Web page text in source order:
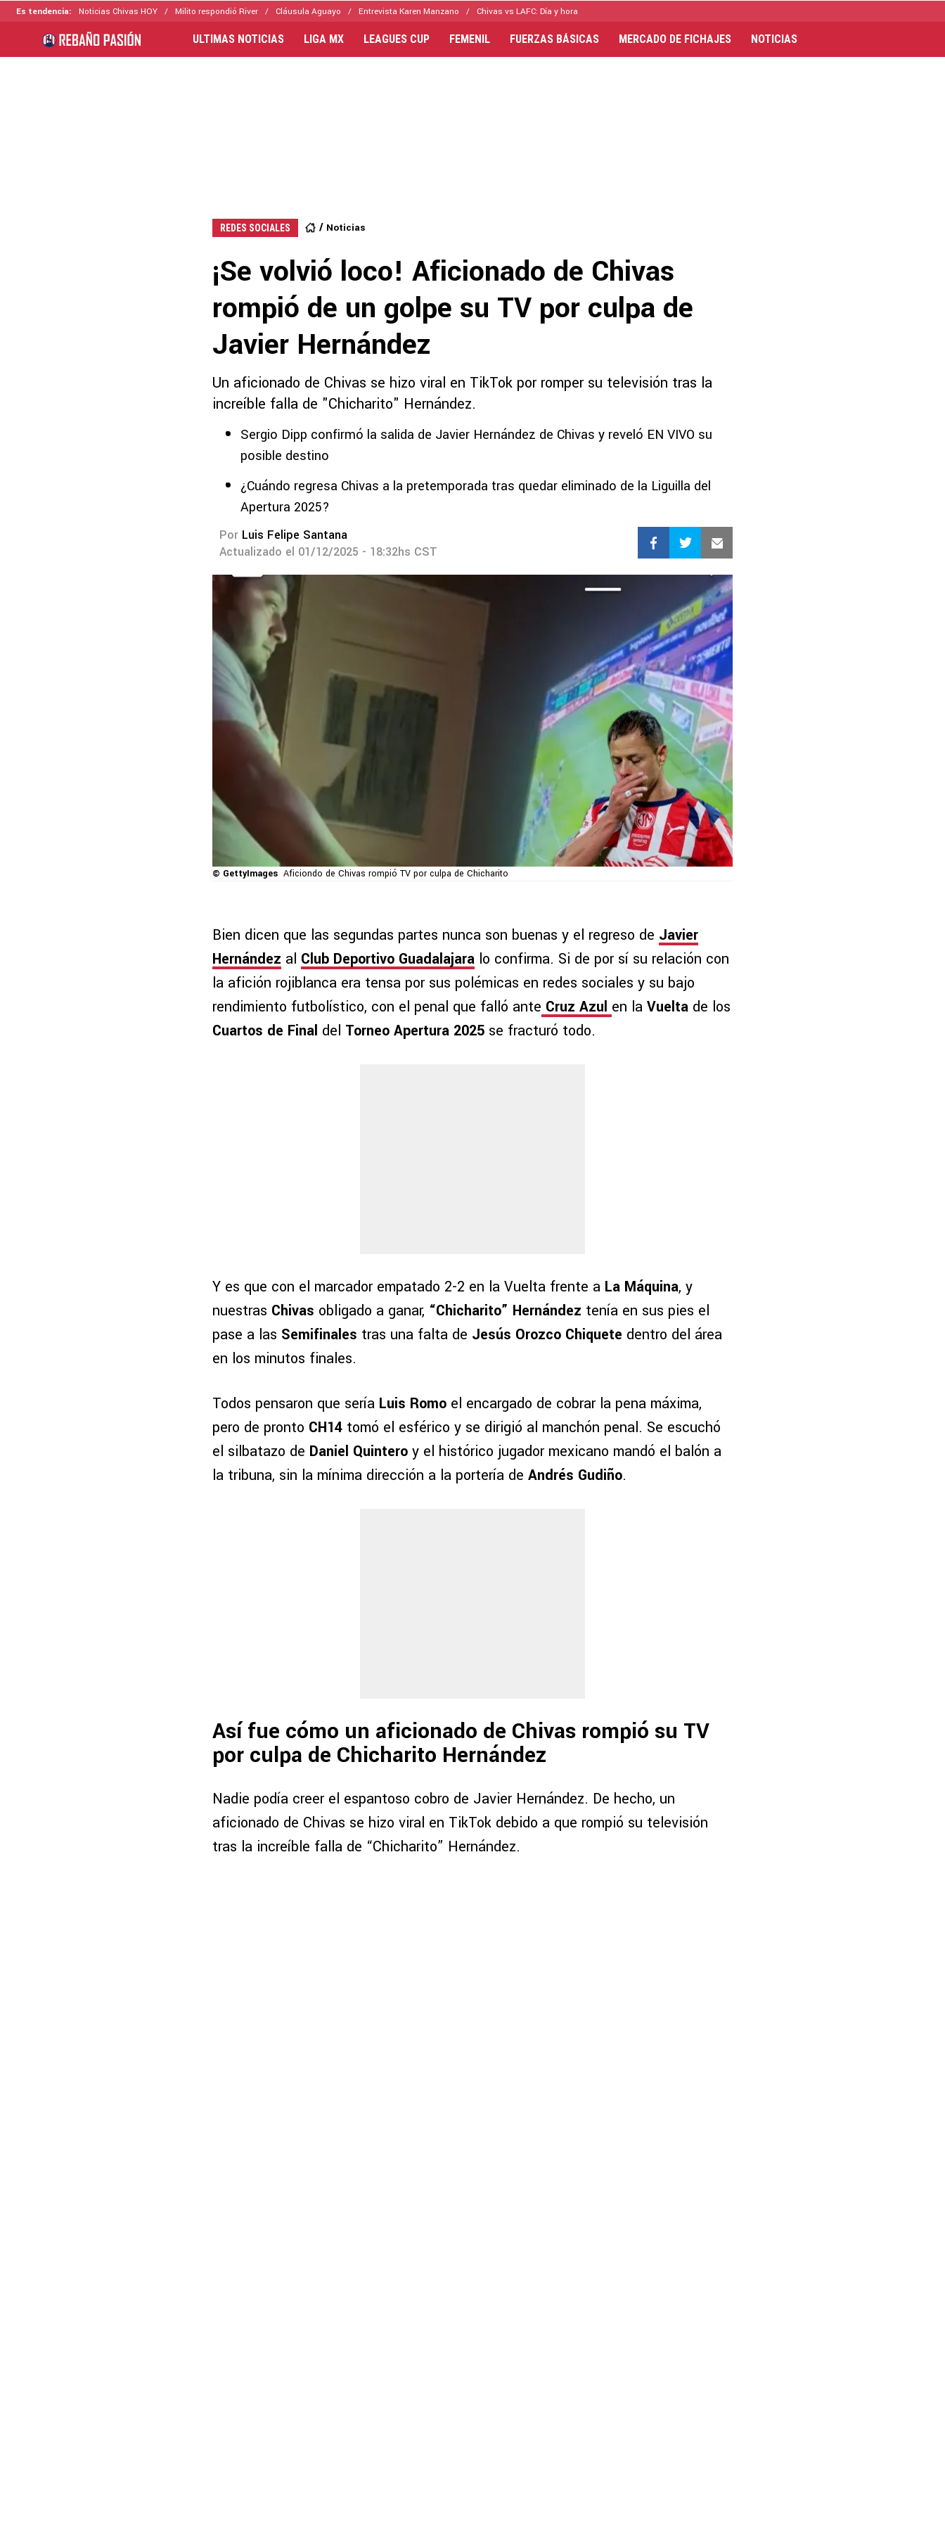
Es tendencia: Noticias Chivas HOY Milito respondió River Cláusula Aguayo Entrevista Karen Manzano Chivas vs LAFC: Día y hora
ULTIMAS NOTICIAS LIGA MX LEAGUES CUP FEMENIL FUERZAS BÁSICAS MERCADO DE FICHAJES NOTICIAS
REDES SOCIALES Noticias
¡Se volvió loco! Aficionado de Chivas
rompió de un golpe su TV por culpa de
Javier Hernández
Un aficionado de Chivas se hizo viral en TikTok por romper su televisión tras la
increíble falla de "Chicharito" Hernández.
Sergio Dipp confirmó la salida de Javier Hernández de Chivas y reveló EN VIVO su
posible destino
¿Cuándo regresa Chivas a la pretemporada tras quedar eliminado de la Liguilla del
Apertura 2025?
Por Luis Felipe Santana
Actualizado el 01/12/2025 - 18:32hs CST
© GettyImages Aficiondo de Chivas rompió TV por culpa de Chicharito
Bien dicen que las segundas partes nunca son buenas y el regreso de Javier
Hernández al Club Deportivo Guadalajara lo confirma. Si de por sí su relación con
la afición rojiblanca era tensa por sus polémicas en redes sociales y su bajo
rendimiento futbolístico, con el penal que falló ante Cruz Azul en la Vuelta de los
Cuartos de Final del Torneo Apertura 2025 se fracturó todo.
Y es que con el marcador empatado 2-2 en la Vuelta frente a La Máquina, y
nuestras Chivas obligado a ganar, “Chicharito” Hernández tenía en sus pies el
pase a las Semifinales tras una falta de Jesús Orozco Chiquete dentro del área
en los minutos finales.
Todos pensaron que sería Luis Romo el encargado de cobrar la pena máxima,
pero de pronto CH14 tomó el esférico y se dirigió al manchón penal. Se escuchó
el silbatazo de Daniel Quintero y el histórico jugador mexicano mandó el balón a
la tribuna, sin la mínima dirección a la portería de Andrés Gudiño.
Así fue cómo un aficionado de Chivas rompió su TV
por culpa de Chicharito Hernández
Nadie podía creer el espantoso cobro de Javier Hernández. De hecho, un
aficionado de Chivas se hizo viral en TikTok debido a que rompió su televisión
tras la increíble falla de “Chicharito” Hernández.